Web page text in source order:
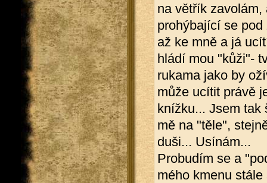
na větřík
prohýbající se
až ke mně a já
hládí mou "kůži"-
rukama jako by
může ucítit právě
knížku... Jsem tak
mě na "těle",
duši... Usínám...
Probudím se a
mého kmenu